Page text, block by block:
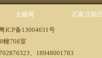
太极网 石家庄陈
ICP备13004631号
幢708室
、18948001783